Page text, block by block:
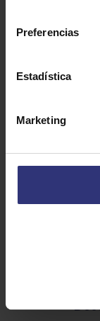
Preferencias
Estadística
Marketing
2 g de
4 ajos chinos
300 g de